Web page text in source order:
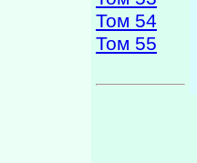
Том 54
Том 55